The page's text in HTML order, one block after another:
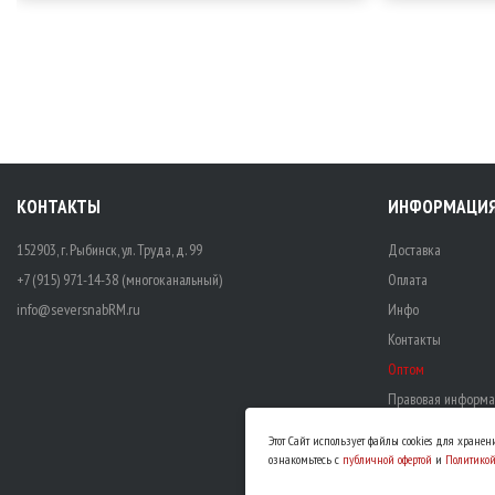
КОНТАКТЫ
152903, г. Рыбинск, ул. Труда, д. 99
+7 (915) 971-14-38 (многоканальный)
info@seversnabRM.ru
Доставка
Оплата
Инфо
Контакты
Оптом
Правовая
Этот Сайт использует файлы cookies для
ознакомьтесь с публичной офертой и